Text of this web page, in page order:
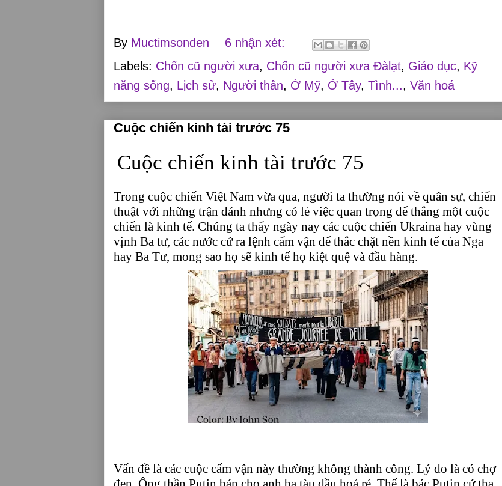
By Muctimsonden
6 nhận xét:
Labels: Chốn cũ người xưa, Chốn cũ người xưa Đàlạt, Giáo dục, Kỹ
năng sống, Lịch sử, Người thân, Ở Mỹ, Ở Tây, Tình..., Văn hoá
Cuộc chiến kinh tài trước 75
Cuộc chiến kinh tài trước 75
Trong cuộc chiến Việt Nam vừa qua, người ta thường nói về quân sự, chiến
thuật với những trận đánh nhưng có lẻ việc quan trọng để thắng một cuộc
chiến là kinh tế. Chúng ta thấy ngày nay các cuộc chiến Ukraina hay vùng
vịnh Ba tư, các nước cứ ra lệnh cấm vận để thắc chặt nền kinh tế của Nga
hay Ba Tư, mong sao họ sẽ kinh tế họ kiệt quệ và đầu hàng.
Vấn đề là các cuộc cấm vận này thường không thành công. Lý do là có chợ